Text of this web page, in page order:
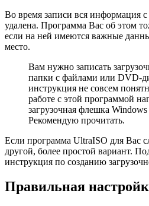
Во время записи вся информация
удалена. Программа Вас об этом
если на ней имеются важные
место.
Вам нужно записать
папки с файлами или DVD-
инструкция не совсем
работе с этой программой
загрузочная флешка
Рекомендую прочитать.
Если программа UltraISO для Вас
другой, более простой вариант.
инструкция по созданию
Правильная